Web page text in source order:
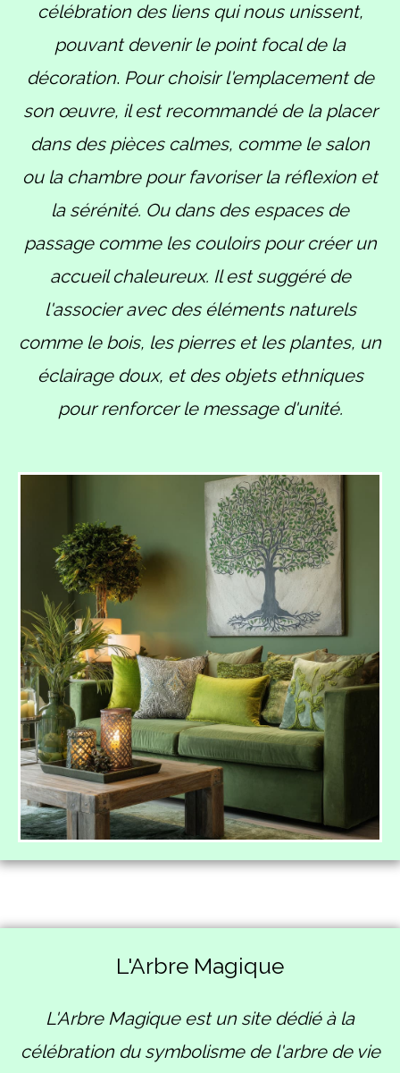
célébration des liens qui nous unissent,
pouvant devenir le point focal de la
décoration. Pour choisir l'emplacement de
son œuvre, il est recommandé de la placer
dans des pièces calmes, comme le salon
ou la chambre pour favoriser la réflexion et
la sérénité. Ou dans des espaces de
passage comme les couloirs pour créer un
accueil chaleureux. Il est suggéré de
l'associer avec des éléments naturels
comme le bois, les pierres et les plantes, un
éclairage doux, et des objets ethniques
pour renforcer le message d'unité.
L'Arbre Magique
L'Arbre Magique est un site dédié à la
célébration du symbolisme de l'arbre de vie